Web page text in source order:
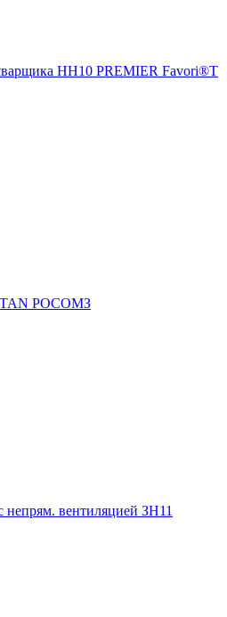
НН10 PREMIER Favori®T
РОСОМЗ
вентиляцией ЗН11